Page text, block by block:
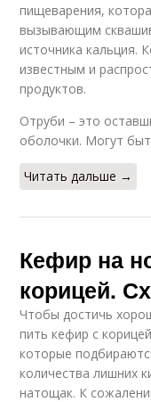
пищеварения,
вызывающим
источника кальция.
известным и
продуктов.
Отруби – это
оболочки. Могут
Читать дальше →
Кефир на
корицей.
Чтобы достичь
пить кефир с
которые
количества лишних
натощак. К